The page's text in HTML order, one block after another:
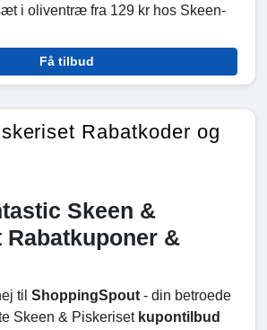
i oliventræ fra 129 kr hos Skeen-
Få tilbud
Rabatkoder og
Skeen &
&
til ShoppingSpout - din betroede
Skeen & Piskeriset kupontilbud